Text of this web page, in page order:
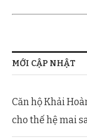
MỚI CẬP NHẬT
Căn hộ Khải
cho thế hệ mai